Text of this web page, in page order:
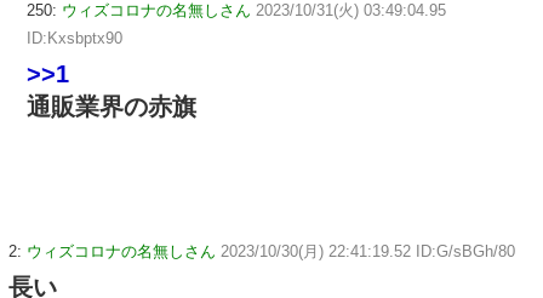
250: ウィズコロナの名無しさん 2023/10/31(火) 03:49:04.95
ID:Kxsbptx90
>>1
通販業界の赤旗
2: ウィズコロナの名無しさん 2023/10/30(月) 22:41:19.52 ID:G/sBGh/80
長い